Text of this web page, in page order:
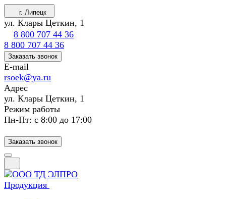
г. Липецк
ул. Клары Цеткин, 1
8 800 707 44 36
8 800 707 44 36
Заказать звонок
E-mail
rsoek@ya.ru
Адрес
ул. Клары Цеткин, 1
Режим работы
Пн-Пт: с 8:00 до 17:00
Заказать звонок
Продукция